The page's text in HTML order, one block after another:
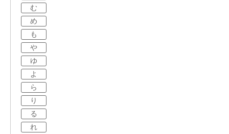
む
め
も
や
ゆ
よ
ら
り
る
れ